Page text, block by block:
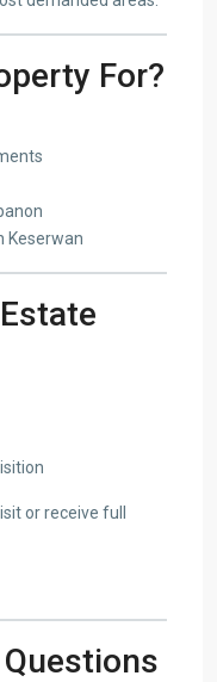
For?
Keserwan
or receive full